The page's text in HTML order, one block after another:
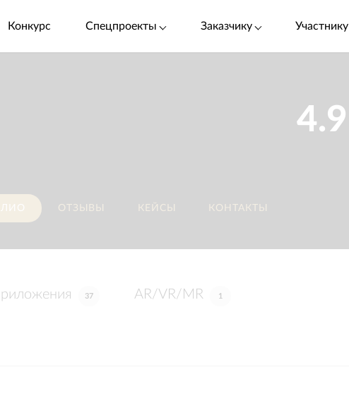
Конкурс Спецпроекты Заказчику Участнику
4.9
ОТЗЫВЫ КЕЙСЫ КОНТАКТЫ
37 AR/VR/MR 1